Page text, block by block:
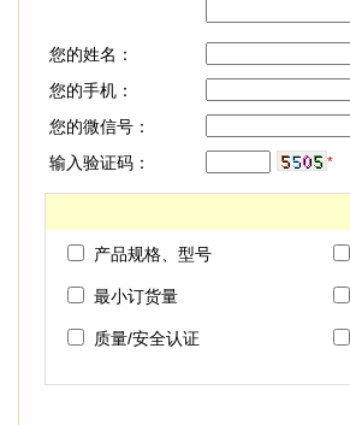
您的姓名：
您的手机：
您的微信号：
输入验证码：
*
产品规格、型号
最小订货量
质量/安全认证